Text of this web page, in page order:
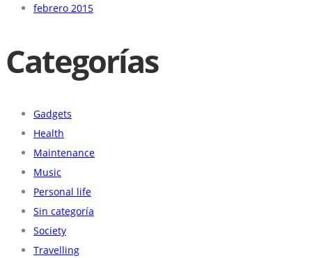
febrero 2015
Categorías
Gadgets
Health
Maintenance
Music
Personal life
Sin categoría
Society
Travelling